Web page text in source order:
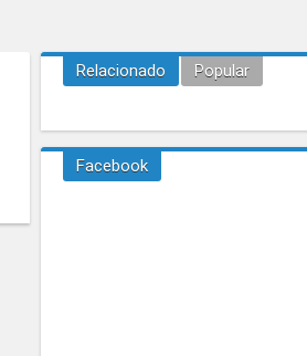
Relacionado Popular
Facebook